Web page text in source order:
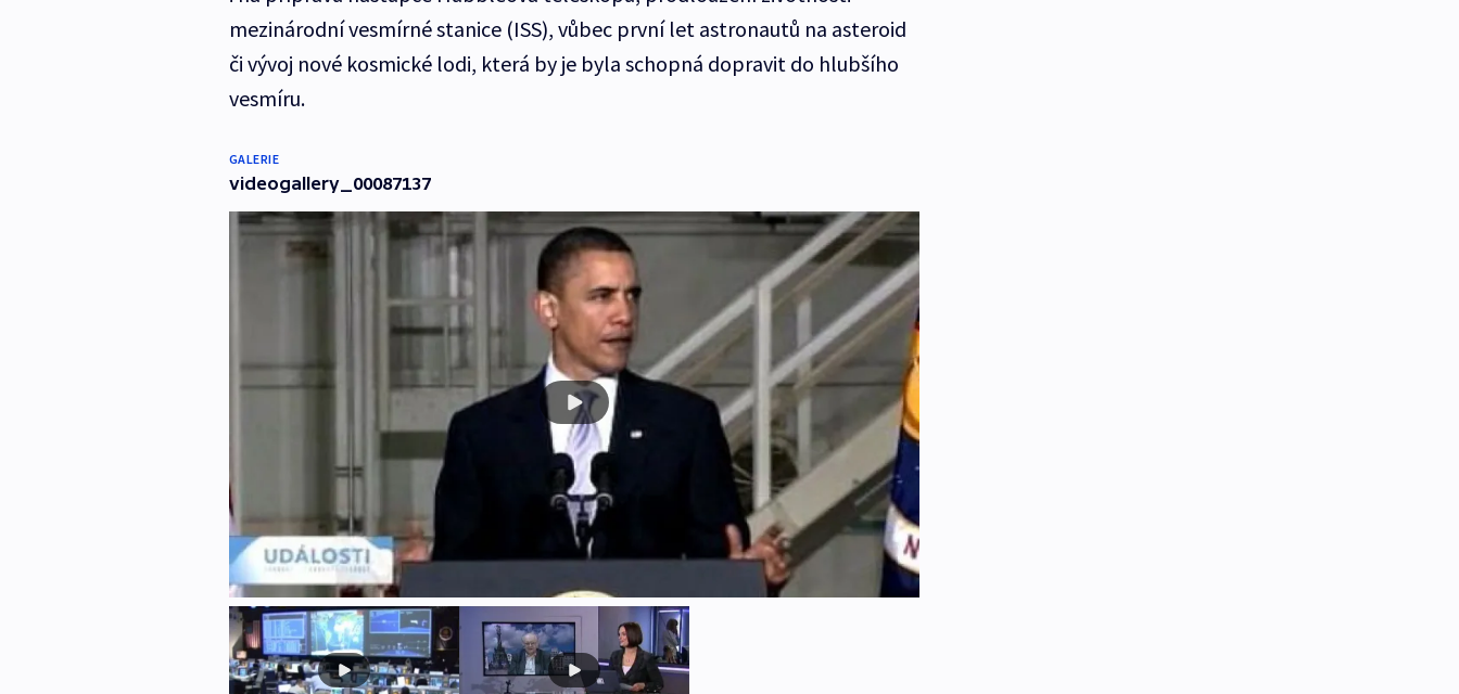
mezinárodní vesmírné stanice (ISS), vůbec první let astronautů na asteroid
či vývoj nové kosmické lodi, která by je byla schopná dopravit do hlubšího
vesmíru.
GALERIE
videogallery_00087137